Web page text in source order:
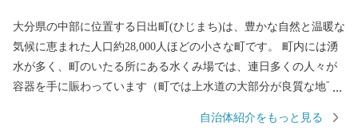
大分県の中部に位置する日出町(ひじまち)は、豊かな自然と温暖な
気候に恵まれた人口約28,000人ほどの小さな町です。 町内には湧
水が多く、町のいたる所にある水くみ場では、連日多くの人々が
容器を手に賑わっています（町では上水道の大部分が良質な地下
しており、真清水と海水が混ざる海域では、町の特産品である高
自治体紹介をもっと見る